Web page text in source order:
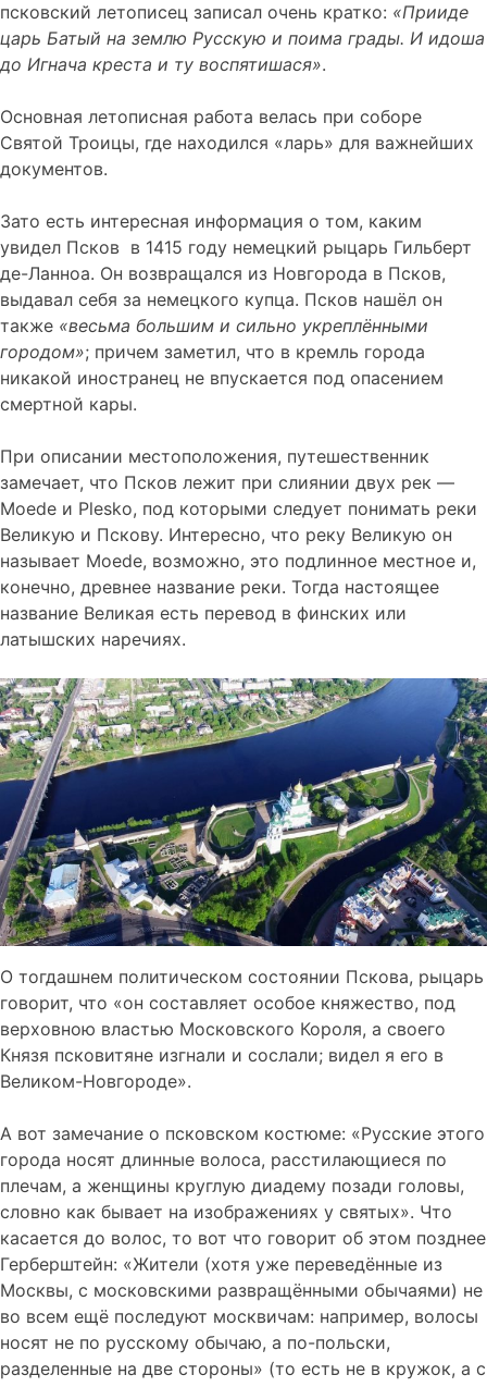
псковский летописец записал очень кратко: «Прииде
царь Батый на землю Русскую и поима грады. И идоша
до Игнача креста и ту воспятишася».
Основная летописная работа велась при соборе
Святой Троицы, где находился «ларь» для важнейших
документов.
Зато есть интересная информация о том, каким
увидел Псков в 1415 году немецкий рыцарь Гильберт
де-Ланноа. Он возвращался из Новгорода в Псков,
выдавал себя за немецкого купца. Псков нашёл он
также «весьма большим и сильно укреплёнными
городом»; причем заметил, что в кремль города
никакой иностранец не впускается под опасением
смертной кары.
При описании местоположения, путешественник
замечает, что Псков лежит при слиянии двух рек —
Moede и Plesko, под которыми следует понимать реки
Великую и Пскову. Интересно, что реку Великую он
называет Moede, возможно, это подлинное местное и,
конечно, древнее название реки. Тогда настоящее
название Великая есть перевод в финских или
латышских наречиях.
О тогдашнем политическом состоянии Пскова, рыцарь
говорит, что «он составляет особое княжество, под
верховною властью Московского Короля, а своего
Князя псковитяне изгнали и сослали; видел я его в
Великом-Новгороде».
А вот замечание о псковском костюме: «Русские этого
города носят длинные волоса, расстилающиеся по
плечам, а женщины круглую диадему позади головы,
словно как бывает на изображениях у святых». Что
касается до волос, то вот что говорит об этом позднее
Герберштейн: «Жители (хотя уже переведённые из
Москвы, с московскими развращёнными обычаями) не
во всем ещё последуют москвичам: например, волосы
носят не по русскому обычаю, а по-польски,
разделенные на две стороны» (то есть не в кружок, а с